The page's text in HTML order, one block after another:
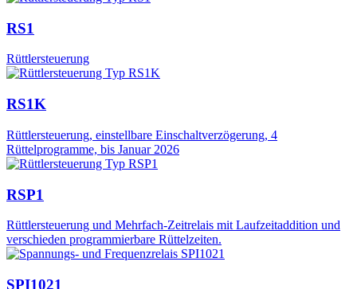
RS1
Rüttlersteuerung
RS1K
Rüttlersteuerung, einstellbare Einschaltverzögerung, 4
Rüttelprogramme, bis Januar 2026
RSP1
Rüttlersteuerung und Mehrfach-Zeitrelais mit Laufzeitaddition und
verschieden programmierbare Rüttelzeiten.
SPI1021